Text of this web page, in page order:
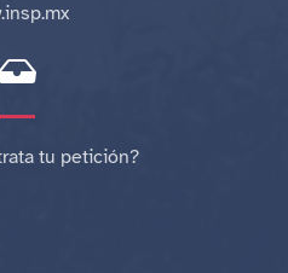
tu petición?